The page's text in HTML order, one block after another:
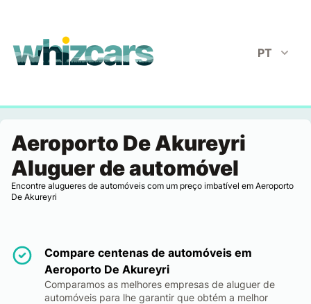
whizcars.com
PT
Aeroporto De Akureyri
Aluguer de automóvel
Encontre alugueres de automóveis com um preço imbatível em Aeroporto
De Akureyri
Compare centenas de automóveis em
Aeroporto De Akureyri
Comparamos as melhores empresas de aluguer de
automóveis para lhe garantir que obtém a melhor